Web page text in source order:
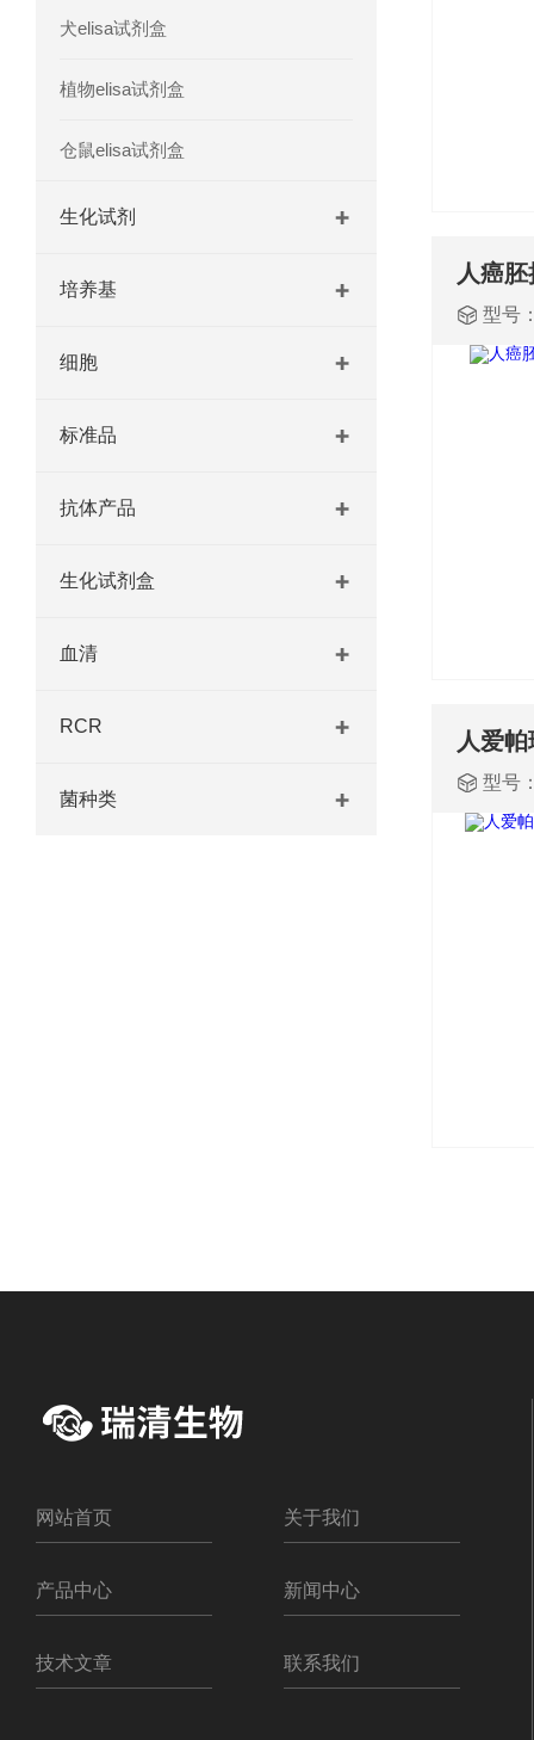
犬elisa试剂盒
植物elisa试剂盒
仓鼠elisa试剂盒
生化试剂
培养基
细胞
标准品
抗体产品
生化试剂盒
血清
RCR
菌种类
型号
型号
网站首页 关于我们
产品中心 新闻中心
技术文章 联系我们